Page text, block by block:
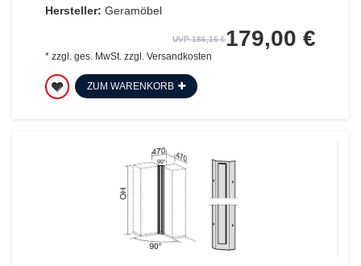
Hersteller: Geramöbel
UVP 186,16 €179,00 €
* zzgl. ges. MwSt. zzgl. Versandkosten
ZUM WARENKORB